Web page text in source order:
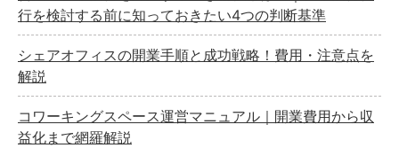
選択してください
労務管理
経営の知恵
行を検討する前に知っておきたい4つの判断基準
シェアオフィスの開業手順と成功戦略！費用・注意点を
解説
コワーキングスペース運営マニュアル｜開業費用から収
益化まで網羅解説